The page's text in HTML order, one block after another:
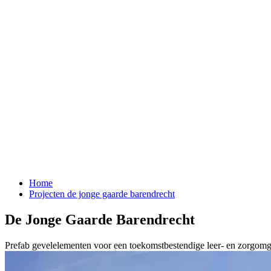
Home
Projecten de jonge gaarde barendrecht
De Jonge Gaarde Barendrecht
Prefab gevelelementen voor een toekomstbestendige leer- en